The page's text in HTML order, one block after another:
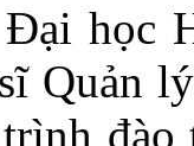
học
Quản